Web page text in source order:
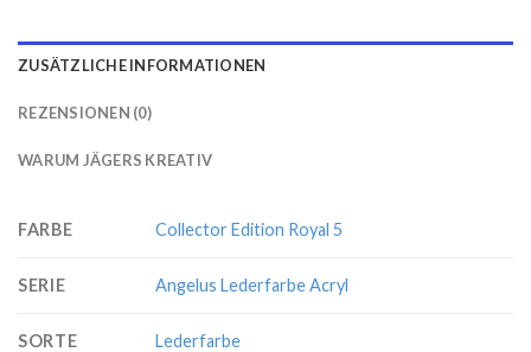
ZUSÄTZLICHE INFORMATIONEN
REZENSIONEN (0)
WARUM JÄGERS KREATIV
FARBE Collector Edition Royal 5
SERIE Angelus Lederfarbe Acryl
SORTE Lederfarbe